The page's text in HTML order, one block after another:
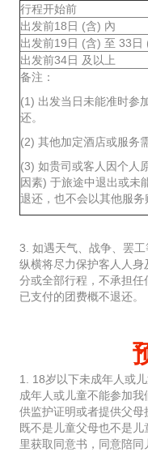
行程开始前
出发前18日 (含) 內
出发前19日 (含) 至 33日
出发前34日 及以上
备注：
(1) 出发当日未能准时参
还。
(2) 其他加定酒店或服务
(3) 如贵司或客人因个人
因素) 于旅途中退出或未
退还，也不会以其他服务
3. 如遇天气、战争、罢
纵横将尽力保护客人人
分或全部行程，不承担任
已支付的团费概不退还。
1. 18岁以下未成年人或
成年人或儿童不能参加
供监护证明或者提供父母
既不是儿童父母也不是
里获取同意书，同意陪